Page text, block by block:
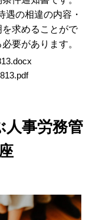
遇の相違の内容・
求めることがで
要があります。
人事労務管